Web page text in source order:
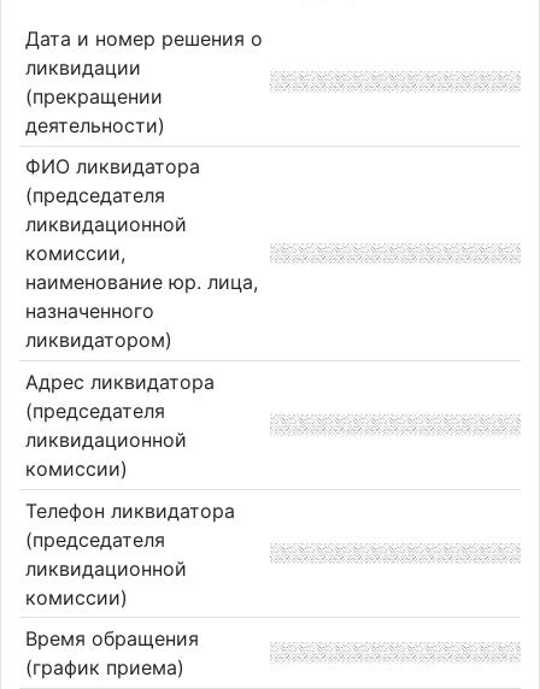
Дата и номер решения о
ликвидации
(прекращении
деятельности)
ФИО ликвидатора
(председателя
ликвидационной
комиссии,
наименование юр. лица,
назначенного
ликвидатором)
Адрес ликвидатора
(председателя
ликвидационной
комиссии)
Телефон ликвидатора
(председателя
ликвидационной
комиссии)
Время обращения
(график приема)